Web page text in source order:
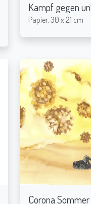
Papier, 30 x 21 cm
Corona Sommer